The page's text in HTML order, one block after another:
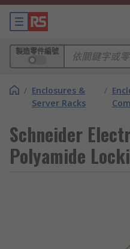
製造零件編號
/ Enclosures &
Server Racks
/
Schneider
Polyamide